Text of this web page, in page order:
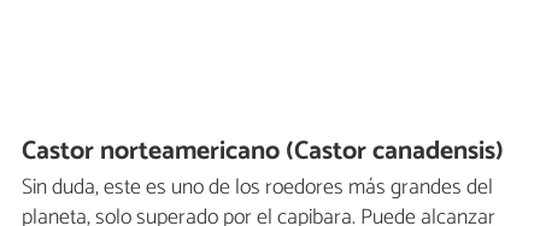
Castor norteamericano (Castor canadensis)
Sin duda, este es uno de los roedores más grandes del
planeta, solo superado por el capibara. Puede alcanzar